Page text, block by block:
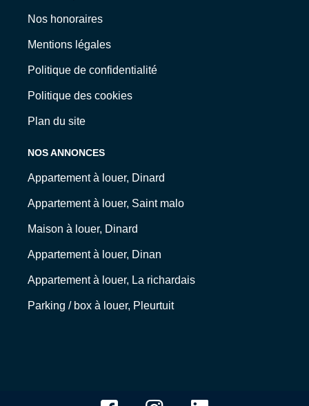
Nos honoraires
Mentions légales
Politique de confidentialité
Politique des cookies
Plan du site
NOS ANNONCES
Appartement à louer, Dinard
Appartement à louer, Saint malo
Maison à louer, Dinard
Appartement à louer, Dinan
Appartement à louer, La richardais
Parking / box à louer, Pleurtuit